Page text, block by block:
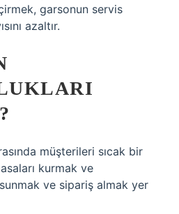
garsonun servis
azaltır.
müşterileri sıcak bir
kurmak ve
ve sipariş almak yer